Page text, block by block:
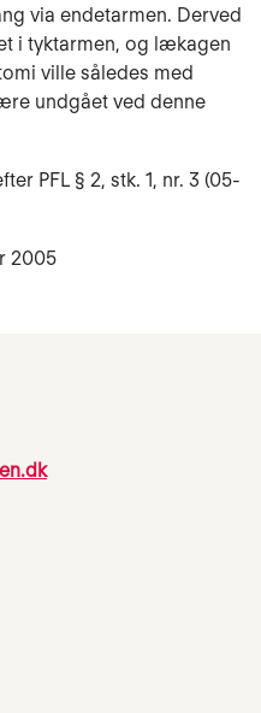
via endetarmen. Derved
i tyktarmen, og lækagen
ville således med
undgået ved denne
PFL § 2, stk. 1, nr. 3 (05-
2005